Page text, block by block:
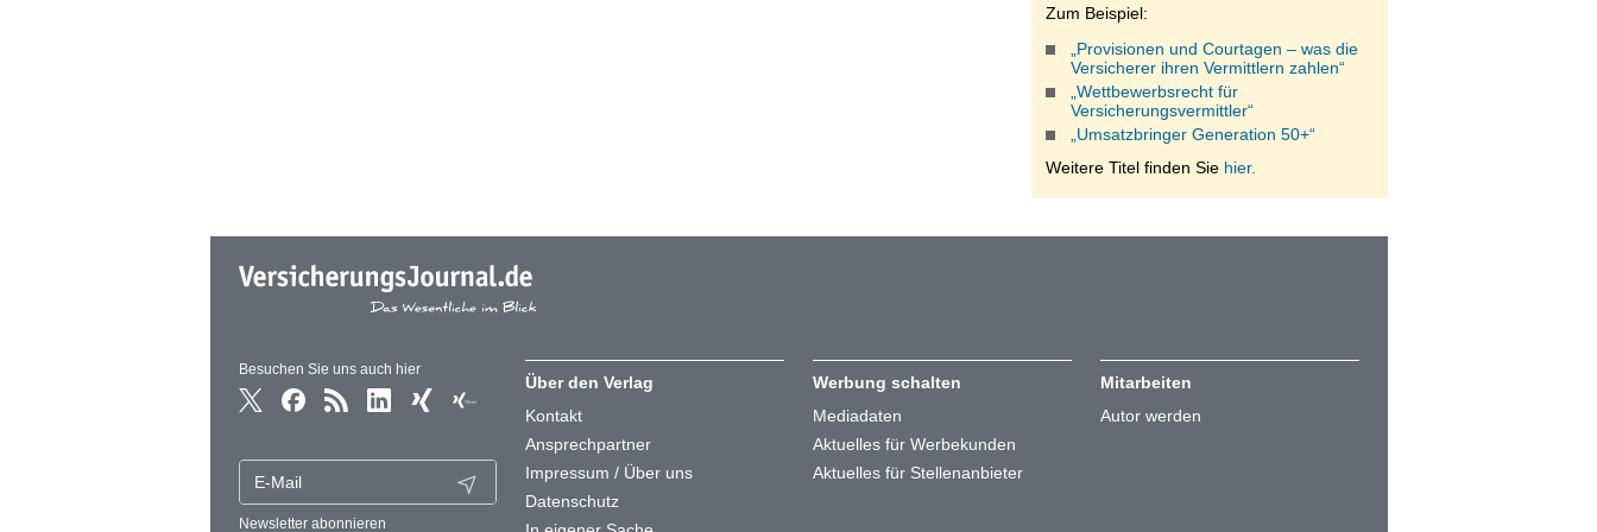
Zum Beispiel:
„Provisionen und Courtagen – was die
Versicherer ihren Vermittlern zahlen“
„Wettbewerbsrecht für
Versicherungsvermittler“
„Umsatzbringer Generation 50+“
Weitere Titel finden Sie hier.
Besuchen Sie uns auch hier
Newsletter abonnieren
Über den Verlag
Kontakt
Ansprechpartner
Impressum / Über uns
Datenschutz
Werbung schalten
Mediadaten
Aktuelles für Werbekunden
Aktuelles für Stellenanbieter
Mitarbeiten
Autor werden